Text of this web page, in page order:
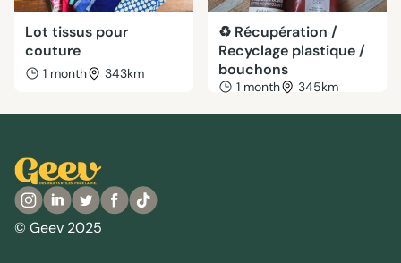
Lot tissus pour
couture
1 month 343km
♻️ Récupération /
Recyclage plastique /
bouchons
1 month 345km
© Geev 2025